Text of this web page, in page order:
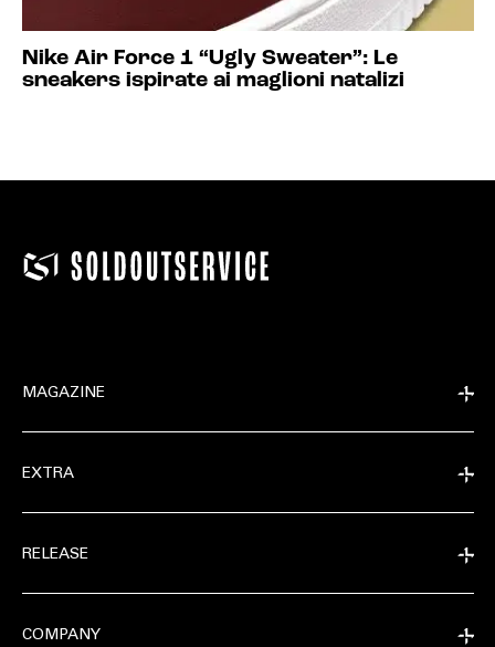
Nike Air Force 1 “Ugly Sweater”: Le
sneakers ispirate ai maglioni natalizi
MAGAZINE
EXTRA
RELEASE
COMPANY